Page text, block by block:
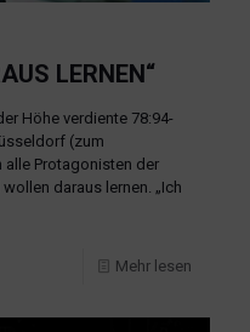
LERNEN“
Höhe verdiente 78:94-
(zum
alle Protagonisten der
daraus lernen. „Ich
Mehr lesen